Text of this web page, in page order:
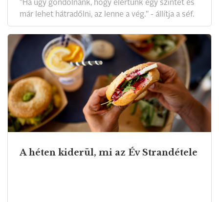
"Ha úgy gondolnánk, hogy elértünk egy szintet és
már lehet hátradőlni, az lenne a vég." - állítja a séf.
A héten kiderül, mi az Év Strandétele